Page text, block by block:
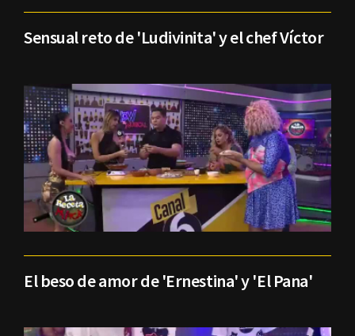
Sensual reto de 'Ludivinita' y el chef Víctor
El beso de amor de 'Ernestina' y 'El Pana'